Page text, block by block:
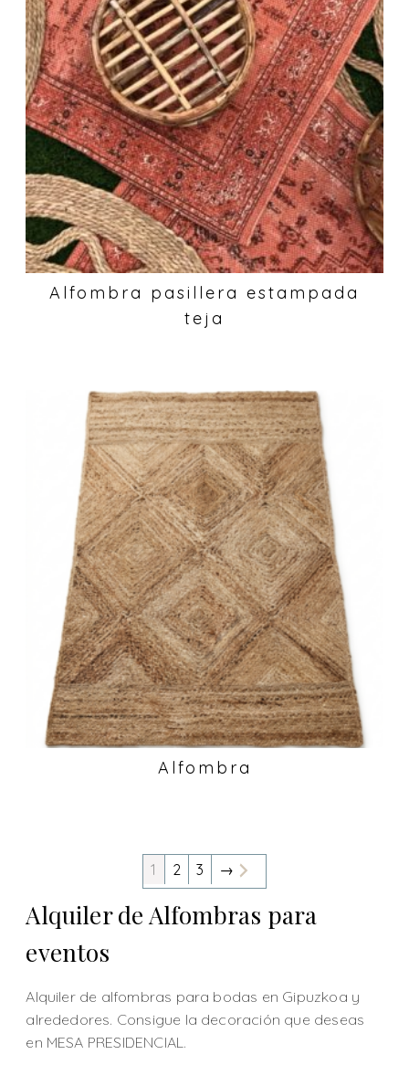
Alfombra pasillera estampada
teja
Alfombra
1 2 3 →
Alquiler de Alfombras para
eventos
Alquiler de alfombras para bodas en Gipuzkoa y
alrededores. Consigue la decoración que deseas
en MESA PRESIDENCIAL.